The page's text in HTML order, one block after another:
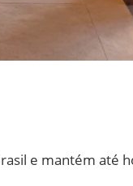
e mantém até